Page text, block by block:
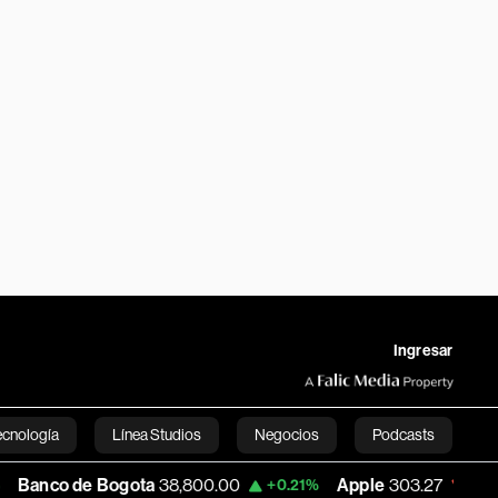
Ingresar
Línea Studios Negocios Podcasts
English
Bogota 38,800.00 +0.21% Apple 303.27 -1.74% USD